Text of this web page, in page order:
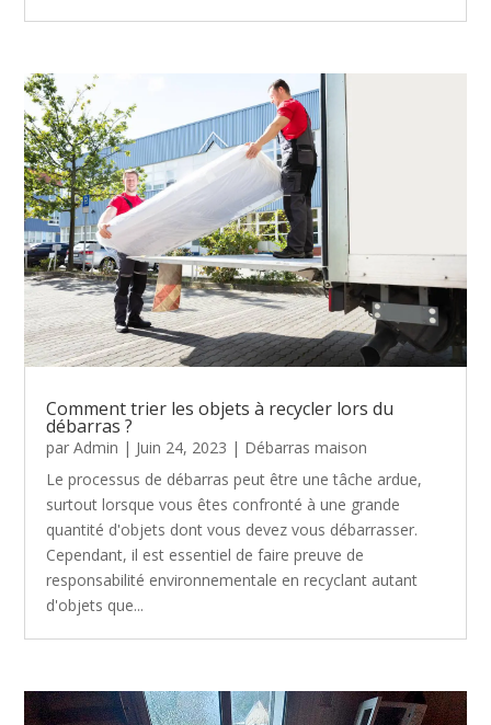
Comment trier les objets à recycler lors du
débarras ?
parAdmin | Juin 24, 2023 | Débarras maison
Le processus de débarras peut être une tâche ardue,
surtout lorsque vous êtes confronté à une grande
quantité d'objets dont vous devez vous débarrasser.
Cependant, il est essentiel de faire preuve de
responsabilité environnementale en recyclant autant
d'objets que...